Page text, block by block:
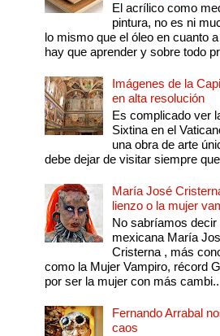
El acrílico como
pintura, no es ni
lo mismo que el óleo en cuanto
hay que aprender y sobre todo
Imágenes de la
en alta resolución
Es complicado ver
Sixtina en el
una obra de arte
debe dejar de visitar siempre
María José
lienzo o la mujer
No sabríamos decir
mexicana María
Cristerna , más
como la Mujer Vampiro, récord
por ser la mujer con más
Fernando Arrabal
caos